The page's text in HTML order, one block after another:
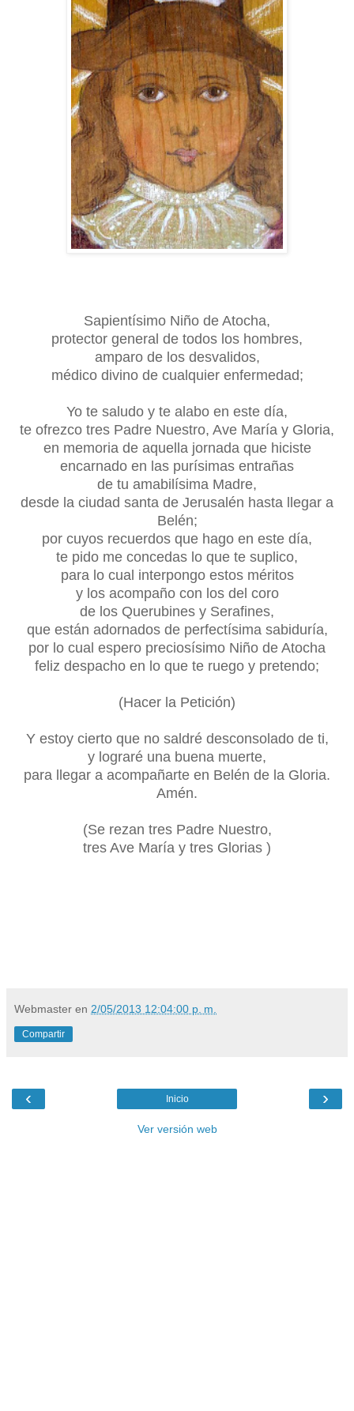
Sapientísimo Niño de Atocha,
protector general de todos los hombres,
amparo de los desvalidos,
médico divino de cualquier enfermedad;
Yo te saludo y te alabo en este día,
te ofrezco tres Padre Nuestro, Ave María y Gloria,
en memoria de aquella jornada que hiciste
encarnado en las purísimas entrañas
de tu amabilísima Madre,
desde la ciudad santa de Jerusalén hasta llegar a
Belén;
por cuyos recuerdos que hago en este día,
te pido me concedas lo que te suplico,
para lo cual interpongo estos méritos
y los acompaño con los del coro
de los Querubines y Serafines,
que están adornados de perfectísima sabiduría,
por lo cual espero preciosísimo Niño de Atocha
feliz despacho en lo que te ruego y pretendo;
(Hacer la Petición)
Y estoy cierto que no saldré desconsolado de ti,
y lograré una buena muerte,
para llegar a acompañarte en Belén de la Gloria.
Amén.
(Se rezan tres Padre Nuestro,
tres Ave María y tres Glorias )
Webmaster en 2/05/2013 12:04:00 p. m.
Compartir
‹ ›
Inicio
Ver versión web